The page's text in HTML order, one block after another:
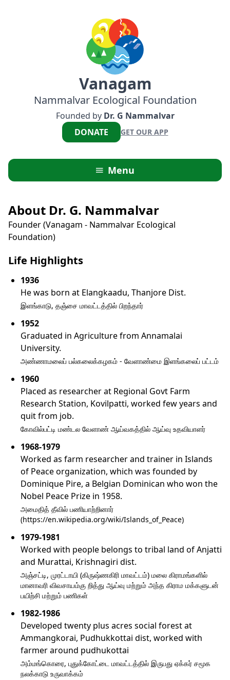
Vanagam
Nammalvar Ecological Foundation
Founded by Dr. G Nammalvar
DONATE
GET OUR APP
Menu
About Dr. G. Nammalvar
Founder (Vanagam - Nammalvar Ecological
Foundation)
Life Highlights
1936
He was born at Elangkaadu, Thanjore Dist.
இளங்காடு, தஞ்சை மாவட்டத்தில் பிறந்தார்
1952
Graduated in Agriculture from Annamalai
University.
அண்ணாமலைப் பல்கலைக்கழகம் - வேளாண்மை இளங்கலைப் பட்டம்
1960
Placed as researcher at Regional Govt Farm
Research Station, Kovilpatti, worked few years and
quit from job.
கோவில்பட்டி மண்டல வேளாண் ஆய்வகத்தில் ஆய்வு உதவியாளர்
1968-1979
Worked as farm researcher and trainer in Islands
of Peace organization, which was founded by
Dominique Pire, a Belgian Dominican who won the
Nobel Peace Prize in 1958.
அமைதித் தீவில் பணியாற்றினார்
(https://en.wikipedia.org/wiki/Islands_of_Peace)
1979-1981
Worked with people belongs to tribal land of Anjatti
and Murattai, Krishnagiri dist.
அஞ்சட்டி, முரட்டாயி (கிருஷ்ணகிரி மாவட்டம்) மலை கிராமங்களில்
மானாவரி விவசாயம்கு றித்து ஆய்வு மற்றும் அந்த கிராம மக்களுடன்
பயிற்சி மற்றும் பணிகள்
1982-1986
Developed twenty plus acres social forest at
Ammangkorai, Pudhukkottai dist, worked with
farmer around pudhukottai
அம்மங்கொரை, புதுக்கோட்டை மாவட்டத்தில் இருபது ஏக்கர் சமூக
நலக்காடு உருவாக்கம்